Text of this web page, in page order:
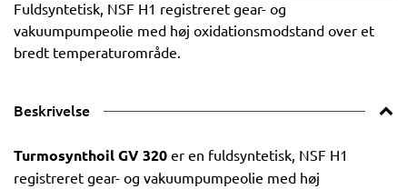
Fuldsyntetisk, NSF H1 registreret gear- og
vakuumpumpeolie med høj oxidationsmodstand over et
bredt temperaturområde.
Beskrivelse
Turmosynthoil GV 320 er en fuldsyntetisk, NSF H1
registreret gear- og vakuumpumpeolie med høj